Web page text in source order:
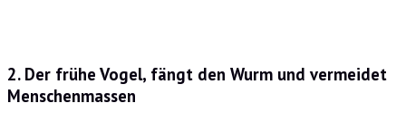
2. Der frühe Vogel, fängt den Wurm und vermeidet
Menschenmassen